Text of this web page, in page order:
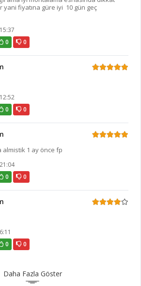
yani fiyatına güre iyi 10 gün geç
0 0
0 0
almistik 1 ay önce fp
0 0
0 0
Daha Fazla Göster